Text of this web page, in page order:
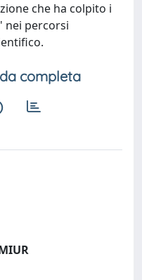
che ha colpito i
nei percorsi
completa